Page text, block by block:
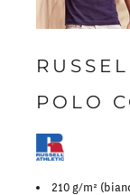
POLO
210 g/m²